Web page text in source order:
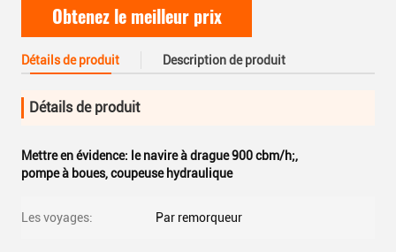
Obtenez le meilleur prix
Détails de produit Description de produit
Détails de produit
Mettre en évidence: le navire à drague 900 cbm/h;,
pompe à boues,coupeuse hydraulique
Les voyages: Par remorqueur